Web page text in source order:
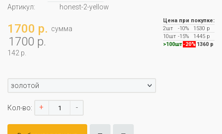
Артикул:
honest-2-yellow
1700 р. сумма
1700 р.
142 р.
Цена при покупке:
2шт
-10%
1530 р
10шт -15%
1445 р
>100шт -20% 1360 р
золотой
Кол-во: + -